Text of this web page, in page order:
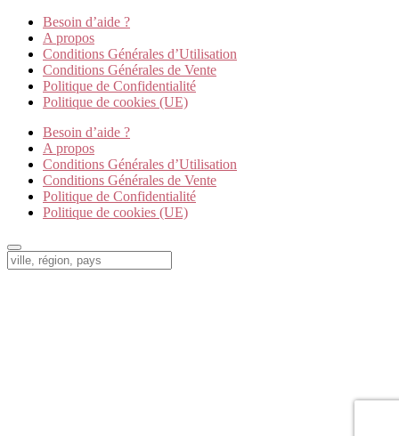
Besoin d’aide ?
A propos
Conditions Générales d’Utilisation
Conditions Générales de Vente
Politique de Confidentialité
Politique de cookies (UE)
Besoin d’aide ?
A propos
Conditions Générales d’Utilisation
Conditions Générales de Vente
Politique de Confidentialité
Politique de cookies (UE)